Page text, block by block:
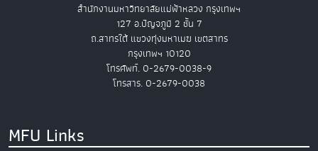
สำนักงานมหาวิทยาลัยแม่ฟ้าหลวง กรุงเทพฯ
127 อ.ปัญจภูมิ 2 ชั้น 7
ถ.สาทรใต้ แขวงทุ่งมหาเมฆ เขตสาทร
กรุงเทพฯ 10120
โทรศัพท์. 0-2679-0038-9
โทรสาร. 0-2679-0038
MFU Links